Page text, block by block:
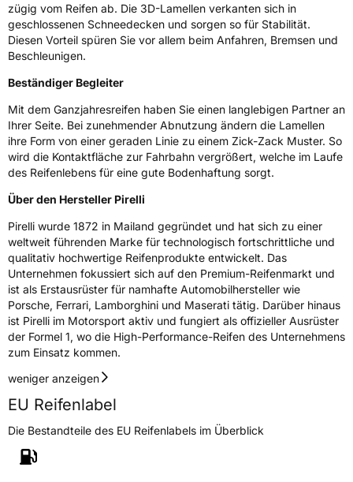
zügig vom Reifen ab. Die 3D-Lamellen verkanten sich in
geschlossenen Schneedecken und sorgen so für Stabilität.
Diesen Vorteil spüren Sie vor allem beim Anfahren, Bremsen und
Beschleunigen.
Beständiger Begleiter
Mit dem Ganzjahresreifen haben Sie einen langlebigen Partner an
Ihrer Seite. Bei zunehmender Abnutzung ändern die Lamellen
ihre Form von einer geraden Linie zu einem Zick-Zack Muster. So
wird die Kontaktfläche zur Fahrbahn vergrößert, welche im Laufe
des Reifenlebens für eine gute Bodenhaftung sorgt.
Über den Hersteller Pirelli
Pirelli wurde 1872 in Mailand gegründet und hat sich zu einer
weltweit führenden Marke für technologisch fortschrittliche und
qualitativ hochwertige Reifenprodukte entwickelt. Das
Unternehmen fokussiert sich auf den Premium-Reifenmarkt und
ist als Erstausrüster für namhafte Automobilhersteller wie
Porsche, Ferrari, Lamborghini und Maserati tätig. Darüber hinaus
ist Pirelli im Motorsport aktiv und fungiert als offizieller Ausrüster
der Formel 1, wo die High-Performance-Reifen des Unternehmens
zum Einsatz kommen.
weniger anzeigen
EU Reifenlabel
Die Bestandteile des EU Reifenlabels im Überblick